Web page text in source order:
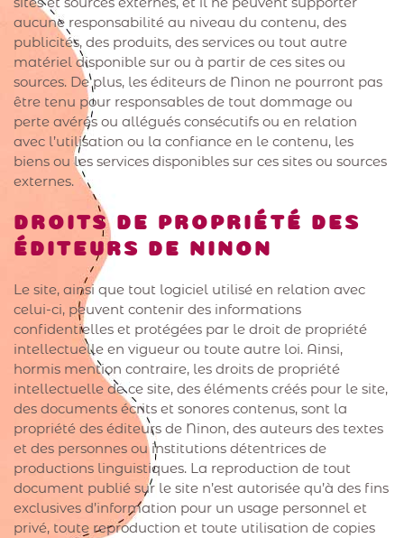
aucune responsabilité au niveau du contenu, des
publicités, des produits, des services ou tout autre
matériel disponible sur ou à partir de ces sites ou
sources. De plus, les éditeurs de Ninon ne pourront pas
être tenu pour responsables de tout dommage ou
perte avérés ou allégués consécutifs ou en relation
avec l’utilisation ou la confiance en le contenu, les
biens ou les services disponibles sur ces sites ou sources
externes.
DROITS DE PROPRIÉTÉ DES
ÉDITEURS DE NINON
Le site, ainsi que tout logiciel utilisé en relation avec
celui-ci, peuvent contenir des informations
confidentielles et protégées par le droit de propriété
intellectuelle en vigueur ou toute autre loi. Ainsi,
hormis mention contraire, les droits de propriété
intellectuelle de ce site, des éléments créés pour le site,
des documents écrits et sonores contenus, sont la
propriété des éditeurs de Ninon, des auteurs des textes
et des personnes ou institutions détentrices de
productions linguistiques. La reproduction de tout
document publié sur le site n’est autorisée qu’à des fins
exclusives d’information pour un usage personnel et
privé, toute reproduction et toute utilisation de copies